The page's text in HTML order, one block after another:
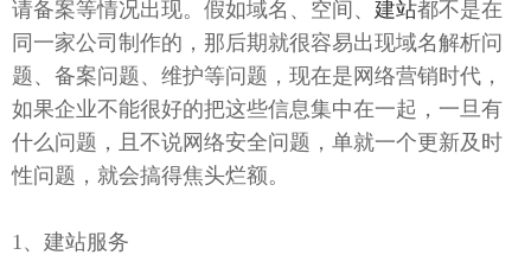
请备案等情况出现。假如域名、空间、 建站都不是在
同一家公司制作的，那后期就很容易出现域名解析问
题、备案问题、维护等问题，现在是网络营销时代，
如果企业不能很好的把这些信息集中在一起，一旦有
什么问题，且不说网络安全问题，单就一个更新及时
性问题，就会搞得焦头烂额。
1、建站服务